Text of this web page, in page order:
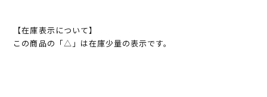
【在庫表示について】
この商品の「△」は在庫少量の表示です。